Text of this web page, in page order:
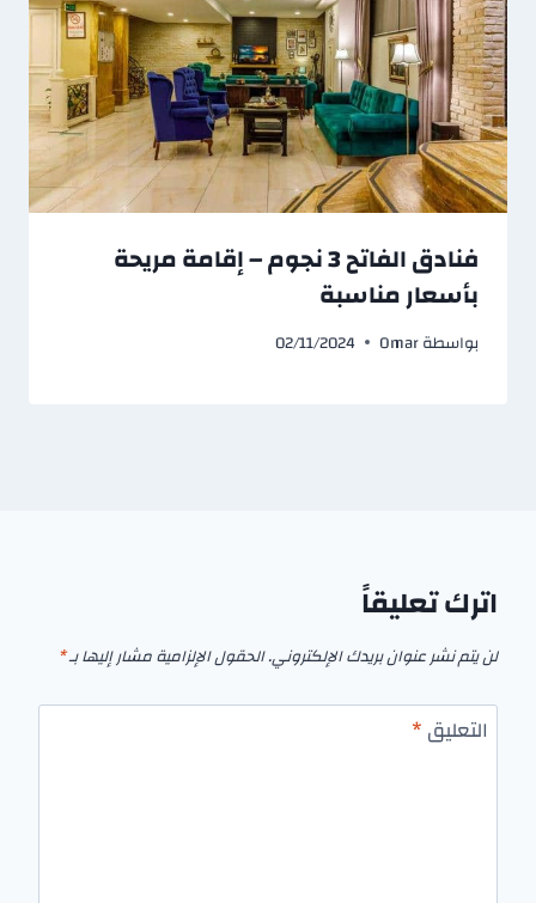
فنادق الفاتح 3 نجوم – إقامة مريحة
بأسعار مناسبة
بواسطةOmar
02/11/2024
اترك تعليقاً
لن يتم نشر عنوان بريدك الإلكتروني.الحقول الإلزامية مشار إليها بـ*
التعليق*